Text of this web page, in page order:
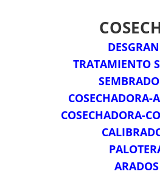
TRATAMIENTO
COSECHADORA-
COSECHADORA-
ARADOS